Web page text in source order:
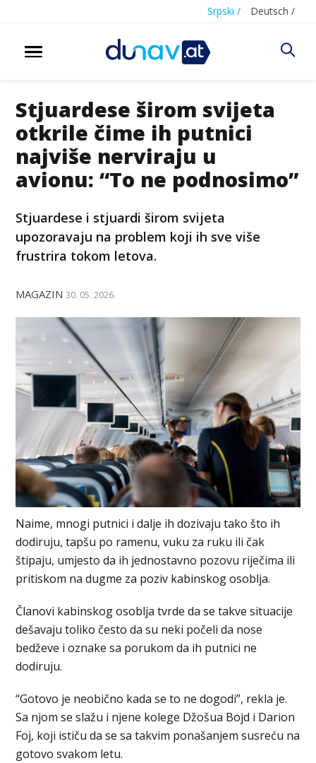
Srpski / Deutsch /
Stjuardese širom svijeta
otkrile čime ih putnici
najviše nerviraju u
avionu: “To ne podnosimo”
Stjuardese i stjuardi širom svijeta
upozoravaju na problem koji ih sve više
frustrira tokom letova.
MAGAZIN 30. 05. 2026.
Naime, mnogi putnici i dalje ih dozivaju tako što ih
dodiruju, tapšu po ramenu, vuku za ruku ili čak
štipaju, umjesto da ih jednostavno pozovu riječima ili
pritiskom na dugme za poziv kabinskog osoblja.
Članovi kabinskog osoblja tvrde da se takve situacije
dešavaju toliko često da su neki počeli da nose
bedževe i oznake sa porukom da ih putnici ne
dodiruju.
“Gotovo je neobično kada se to ne dogodi”, rekla je.
Sa njom se slažu i njene kolege Džošua Bojd i Darion
Foj, koji ističu da se sa takvim ponašanjem susreću na
gotovo svakom letu.